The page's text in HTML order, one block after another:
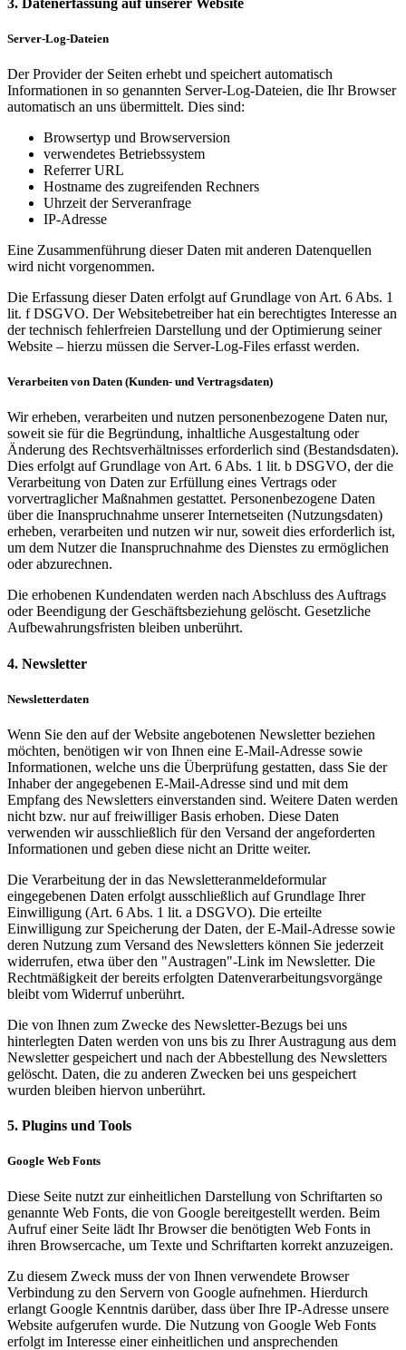
Server-Log-Dateien
Der Provider der Seiten erhebt und speichert automatisch
Informationen in so genannten Server-Log-Dateien, die Ihr Browser
automatisch an uns übermittelt. Dies sind:
Browsertyp und Browserversion
verwendetes Betriebssystem
Referrer URL
Hostname des zugreifenden Rechners
Uhrzeit der Serveranfrage
IP-Adresse
Eine Zusammenführung dieser Daten mit anderen Datenquellen
wird nicht vorgenommen.
Die Erfassung dieser Daten erfolgt auf Grundlage von Art. 6 Abs. 1
lit. f DSGVO. Der Websitebetreiber hat ein berechtigtes Interesse an
der technisch fehlerfreien Darstellung und der Optimierung seiner
Website – hierzu müssen die Server-Log-Files erfasst werden.
Verarbeiten von Daten (Kunden- und Vertragsdaten)
Wir erheben, verarbeiten und nutzen personenbezogene Daten nur,
soweit sie für die Begründung, inhaltliche Ausgestaltung oder
Änderung des Rechtsverhältnisses erforderlich sind (Bestandsdaten).
Dies erfolgt auf Grundlage von Art. 6 Abs. 1 lit. b DSGVO, der die
Verarbeitung von Daten zur Erfüllung eines Vertrags oder
vorvertraglicher Maßnahmen gestattet. Personenbezogene Daten
über die Inanspruchnahme unserer Internetseiten (Nutzungsdaten)
erheben, verarbeiten und nutzen wir nur, soweit dies erforderlich ist,
um dem Nutzer die Inanspruchnahme des Dienstes zu ermöglichen
oder abzurechnen.
Die erhobenen Kundendaten werden nach Abschluss des Auftrags
oder Beendigung der Geschäftsbeziehung gelöscht. Gesetzliche
Aufbewahrungsfristen bleiben unberührt.
4. Newsletter
Newsletterdaten
Wenn Sie den auf der Website angebotenen Newsletter beziehen
möchten, benötigen wir von Ihnen eine E-Mail-Adresse sowie
Informationen, welche uns die Überprüfung gestatten, dass Sie der
Inhaber der angegebenen E-Mail-Adresse sind und mit dem
Empfang des Newsletters einverstanden sind. Weitere Daten werden
nicht bzw. nur auf freiwilliger Basis erhoben. Diese Daten
verwenden wir ausschließlich für den Versand der angeforderten
Informationen und geben diese nicht an Dritte weiter.
Die Verarbeitung der in das Newsletteranmeldeformular
eingegebenen Daten erfolgt ausschließlich auf Grundlage Ihrer
Einwilligung (Art. 6 Abs. 1 lit. a DSGVO). Die erteilte
Einwilligung zur Speicherung der Daten, der E-Mail-Adresse sowie
deren Nutzung zum Versand des Newsletters können Sie jederzeit
widerrufen, etwa über den "Austragen"-Link im Newsletter. Die
Rechtmäßigkeit der bereits erfolgten Datenverarbeitungsvorgänge
bleibt vom Widerruf unberührt.
Die von Ihnen zum Zwecke des Newsletter-Bezugs bei uns
hinterlegten Daten werden von uns bis zu Ihrer Austragung aus dem
Newsletter gespeichert und nach der Abbestellung des Newsletters
gelöscht. Daten, die zu anderen Zwecken bei uns gespeichert
wurden bleiben hiervon unberührt.
5. Plugins und Tools
Google Web Fonts
Diese Seite nutzt zur einheitlichen Darstellung von Schriftarten so
genannte Web Fonts, die von Google bereitgestellt werden. Beim
Aufruf einer Seite lädt Ihr Browser die benötigten Web Fonts in
ihren Browsercache, um Texte und Schriftarten korrekt anzuzeigen.
Zu diesem Zweck muss der von Ihnen verwendete Browser
Verbindung zu den Servern von Google aufnehmen. Hierdurch
erlangt Google Kenntnis darüber, dass über Ihre IP-Adresse unsere
Website aufgerufen wurde. Die Nutzung von Google Web Fonts
erfolgt im Interesse einer einheitlichen und ansprechenden